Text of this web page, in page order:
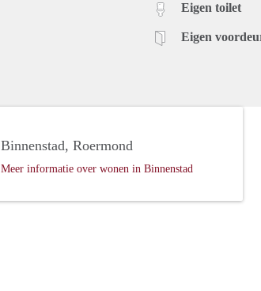
Eigen toilet
Eigen
Binnenstad, Roermond
Meer informatie over wonen in Binnenstad